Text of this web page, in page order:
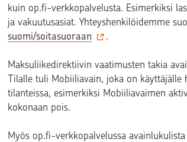
kuin op.fi-verkkopalvelusta. Esimerkiksi
ja vakuutusasiat. Yhteyshenkilöidemme
suomi/soitasuoraan
.
Maksuliikedirektiivin vaatimusten takia
Tilalle tuli Mobiiliavain, joka on käyttäjälle
tilanteissa, esimerkiksi Mobiiliavaimen
kokonaan pois.
Myös op.fi-verkkopalvelussa